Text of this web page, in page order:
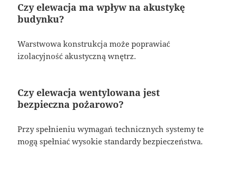
Czy elewacja ma wpływ na akustykę
budynku?
Warstwowa konstrukcja może poprawiać
izolacyjność akustyczną wnętrz.
Czy elewacja wentylowana jest
bezpieczna pożarowo?
Przy spełnieniu wymagań technicznych systemy te
mogą spełniać wysokie standardy bezpieczeństwa.